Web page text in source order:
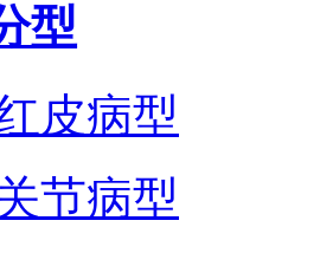
型
皮病型
节病型